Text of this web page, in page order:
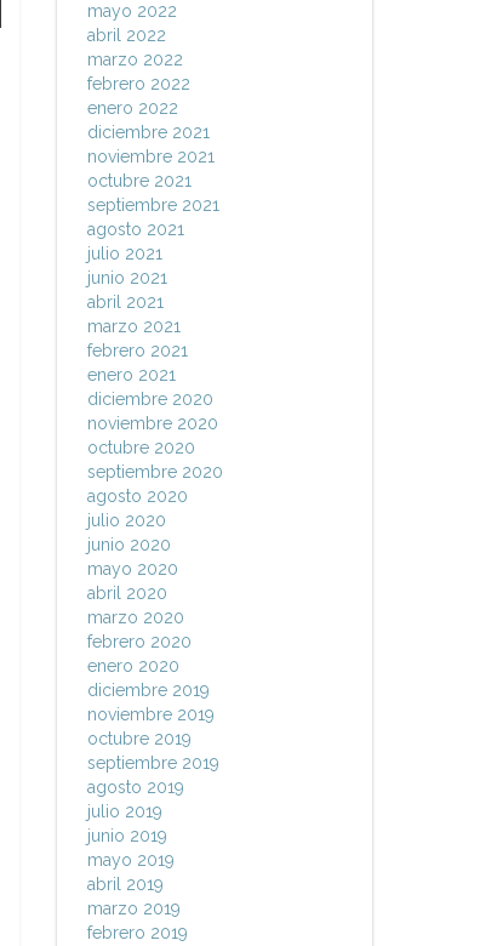
mayo 2022
abril 2022
marzo 2022
febrero 2022
enero 2022
diciembre 2021
noviembre 2021
octubre 2021
septiembre 2021
agosto 2021
julio 2021
junio 2021
abril 2021
marzo 2021
febrero 2021
enero 2021
diciembre 2020
noviembre 2020
octubre 2020
septiembre 2020
agosto 2020
julio 2020
junio 2020
mayo 2020
abril 2020
marzo 2020
febrero 2020
enero 2020
diciembre 2019
noviembre 2019
octubre 2019
septiembre 2019
agosto 2019
julio 2019
junio 2019
mayo 2019
abril 2019
marzo 2019
febrero 2019